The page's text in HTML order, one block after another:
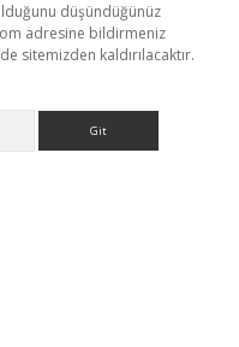
düşündüğünüz
adresine bildirmeniz
sitemizden kaldırılacaktır.